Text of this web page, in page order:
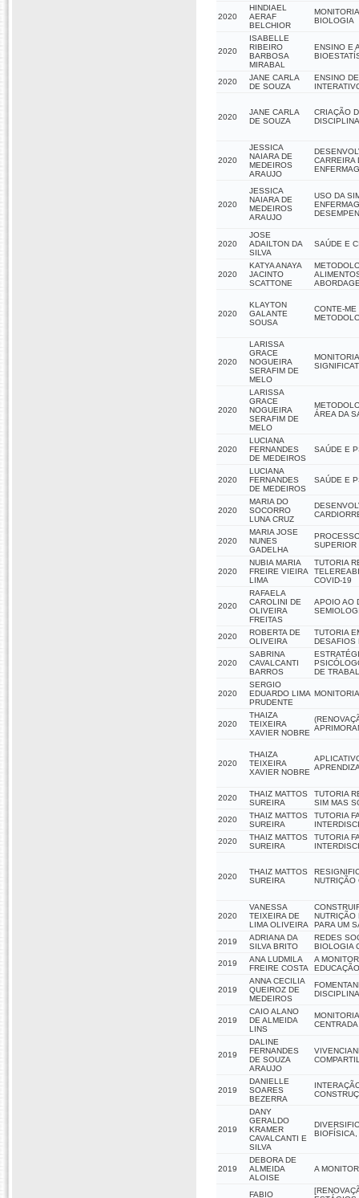
2020
HINDIAEL
AERAF
BELCHIOR
BIOLOGIA
2020
ISABELLE
RIBEIRO
BARBOSA
MIRABAL
ENSINO E
2020
JANE CARLA
DE SOUZA
ENSINO
2020
JANE CARLA
DE SOUZA
CRIAÇÃO
2020
JESSICA
NAIARA DE
MEDEIROS
ARAUJO
CARREIRA
2020
JESSICA
NAIARA DE
MEDEIROS
ARAUJO
USO DA
2020
JOSE
ADAILTON DA
SILVA
SAÚDE E
2020
KATYA ANAYA
JACINTO
SCATTONE
2020
KLAYTON
GALANTE
SOUSA
CONTE-
2020
LARISSA
GRACE
NOGUEIRA
SERAFIM DE
MELO
2020
LARISSA
GRACE
NOGUEIRA
SERAFIM DE
MELO
ÁREA DA
2020
LUCIANA
FERNANDES
DE MEDEIROS
SAÚDE E
2020
LUCIANA
FERNANDES
DE MEDEIROS
SAÚDE E
2020
MARIA DO
SOCORRO
LUNA CRUZ
2020
MARIA JOSE
NUNES
GADELHA
SUPERIOR
2020
NUBIA MARIA
FREIRE VIEIRA
LIMA
TUTORIA
COVID-19
2020
RAFAELA
CAROLINI DE
OLIVEIRA
FREITAS
APOIO AO
2020
ROBERTA DE
OLIVEIRA
TUTORIA
DESAFIOS
2020
SABRINA
CAVALCANTI
BARROS
DE
2020
SERGIO
EDUARDO LIMA
PRUDENTE
2020
THAIZA
TEIXEIRA
XAVIER NOBRE
2020
THAIZA
TEIXEIRA
XAVIER NOBRE
2020
THAIZ MATTOS
SUREIRA
TUTORIA
SIM MAS
2020
THAIZ MATTOS
SUREIRA
TUTORIA
2020
THAIZ MATTOS
SUREIRA
TUTORIA
2020
THAIZ MATTOS
SUREIRA
NUTRIÇÃO
2020
VANESSA
TEIXEIRA DE
LIMA OLIVEIRA
NUTRIÇÃO
PARA UM
2019
ADRIANA DA
SILVA BRITO
REDES
BIOLOGIA
2019
ANA LUDMILA
FREIRE COSTA
A
2019
ANNA CECILIA
QUEIROZ DE
MEDEIROS
2019
CAIO ALANO
DE ALMEIDA
LINS
2019
DALINE
FERNANDES
DE SOUZA
ARAUJO
2019
DANIELLE
SOARES
BEZERRA
2019
DANY
GERALDO
KRAMER
CAVALCANTI E
SILVA
BIOFÍSICA,
2019
DEBORA DE
ALMEIDA
ALOISE
A
FABIO